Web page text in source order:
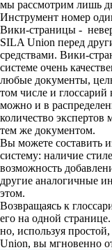
мы рассмотрим лишь
Инструмент номер
Вики-страницы -
SILA Union перед
средствами. Вики-
системе очень
любые документы,
том числе и
можно и в
количество
тем же документом.
Вы можете составить
систему: наличие
возможность
другие аналогичные
этом.
Возвращаясь к
его на одной
но, используя
Union, вы мгновенно